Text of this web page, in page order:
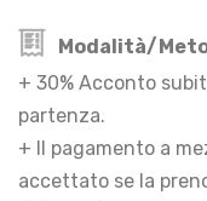
Modalità/
+ 30% Acconto
partenza.
+ Il pagamento a
accettato se la